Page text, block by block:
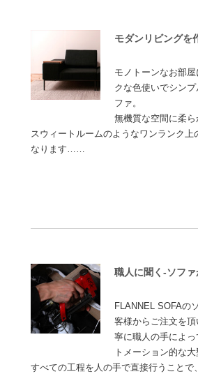
モダンリビングを
モノトーンなお部
クな色使いでシン
ファ。
無機質な空間に柔
スウィートルームのようなワンランク上
なります……
職人に聞く-ソフ
FLANNEL SOFAの
客様からご注文を
寧に職人の手によ
トメーション的な
すべての工程を人の手で直接行うことで